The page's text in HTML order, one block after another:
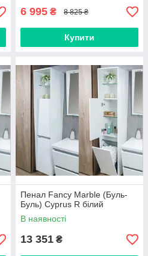
6 995 ₴ 8 825 ₴
Купити
Пенал Fancy Marble (Буль-
Буль) Cyprus R білий
В наявності
13 351 ₴